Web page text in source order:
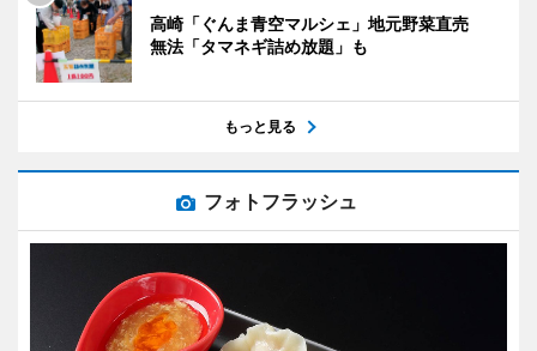
高崎「ぐんま青空マルシェ」地元野菜直売
無法「タマネギ詰め放題」も
もっと見る
フォトフラッシュ